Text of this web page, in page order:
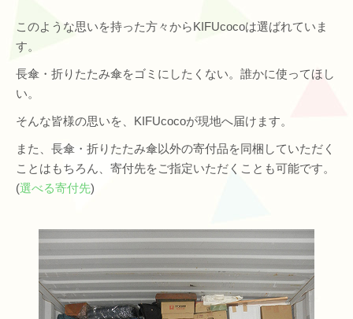
このような思いを持った方々からKIFUcocoは選ばれていま
す。
長傘・折りたたみ傘をゴミにしたくない。誰かに使ってほし
い。
そんな皆様の思いを、KIFUcocoが現地へ届けます。
また、長傘・折りたたみ傘以外の寄付品を同梱していただく
ことはもちろん、寄付先をご指定いただくことも可能です。
(選べる寄付先)